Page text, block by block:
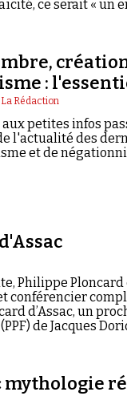
ce serait « un
:
La Rédaction
petites infos
l'actualité des
et de
Philippe Ploncard
conférencier
d’Assac, un
de Jacques
mythologie